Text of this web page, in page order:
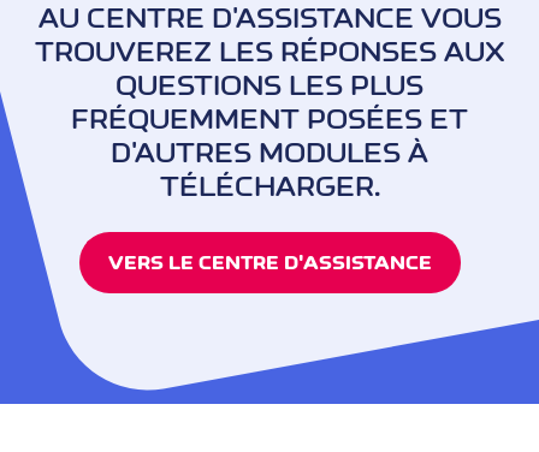
AU CENTRE D'ASSISTANCE VOUS
TROUVEREZ LES RÉPONSES AUX
QUESTIONS LES PLUS
FRÉQUEMMENT POSÉES ET
D'AUTRES MODULES À
TÉLÉCHARGER.
VERS LE CENTRE D'ASSISTANCE